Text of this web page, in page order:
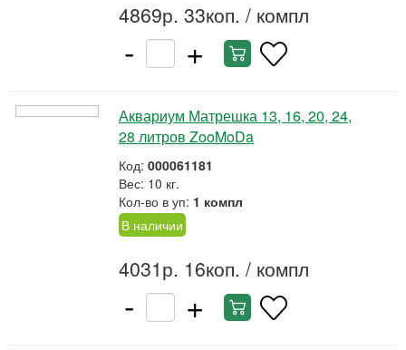
4869р. 33коп. / компл
- +
Аквариум Матрешка 13, 16, 20, 24,
28 литров ZooMoDa
Код: 000061181
Вес: 10 кг.
Кол-во в уп: 1 компл
В наличии
4031р. 16коп. / компл
- +